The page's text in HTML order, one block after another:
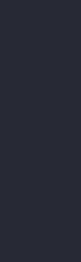
la mano
mismo por